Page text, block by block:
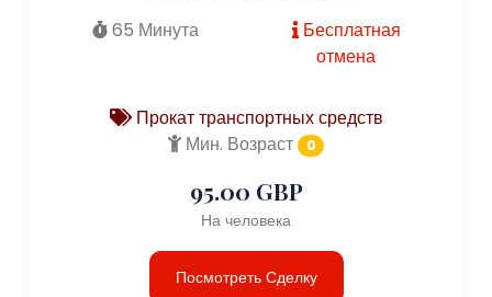
65 Минута
Бесплатная
отмена
Прокат транспортных средств
Мин. Возраст
0
95.00 GBP
На человека
Посмотреть Сделку